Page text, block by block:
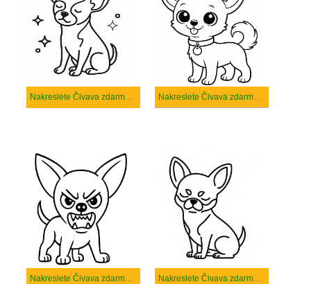
Nakreslete Čivava zdarma pro děti Nakreslete Čivava zdarma prostý tisknutelné
Nakreslete Čivava zdarma prostý Nakreslete Čivava zdarma snadný tisknutelné